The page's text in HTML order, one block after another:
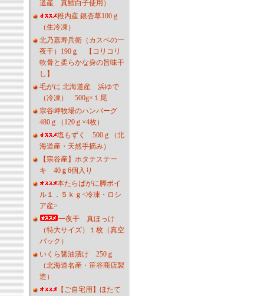
道産 真鱈白子使用）
稚内産 銀杏草100ｇ
（生冷凍）
北乃嘉寿兵衛（カスベの一
夜干）190ｇ 【コリコリ
軟骨と柔らかな身の旨味干
し】
毛がに 北海道産 浜ゆで
（冷凍） 500g×１尾
宗谷岬牧場のハンバーグ
480ｇ（120ｇ×4枚）
塩もずく 500ｇ（北
海道産・天然手摘み）
【宗谷産】ホタテステー
キ 40ｇ6個入り
本たらばがに脚ボイ
ル１．５ｋｇ<冷凍・ロシ
ア産>
一夜干 真ほっけ
（特大サイズ）１枚（真空
パック）
いくら醤油漬け 250ｇ
（北海道名産・笹谷商店製
造）
【ご自宅用】ほたて